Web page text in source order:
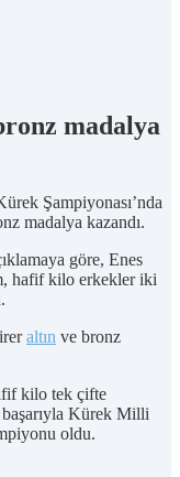
madalya
Şampiyonası’nda
madalya kazandı.
göre, Enes
hafif kilo erkekler iki
altın ve bronz
kilo tek çifte
Kürek Milli
oldu.